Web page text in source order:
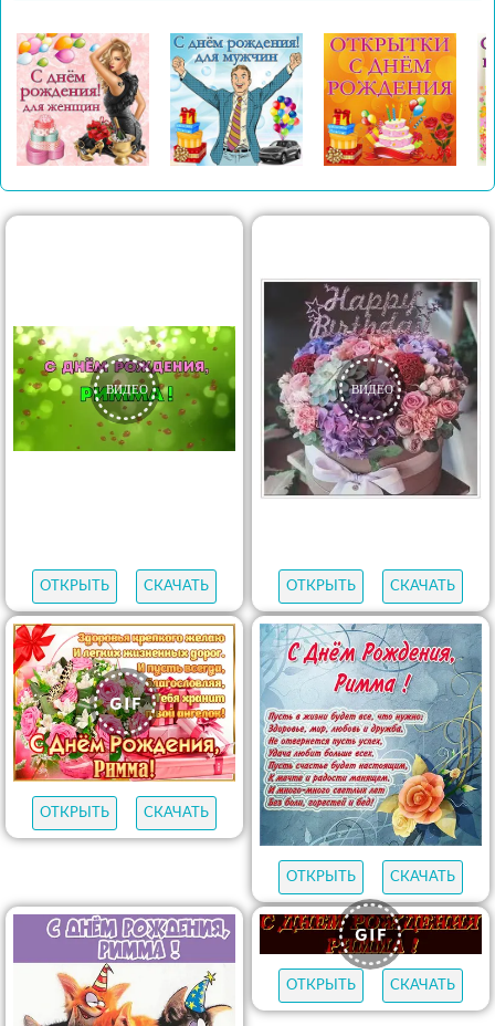
ОТКРЫТЬ СКАЧАТЬ ОТКРЫТЬ СКАЧАТЬ
ОТКРЫТЬ СКАЧАТЬ
ОТКРЫТЬ СКАЧАТЬ
ОТКРЫТЬ СКАЧАТЬ